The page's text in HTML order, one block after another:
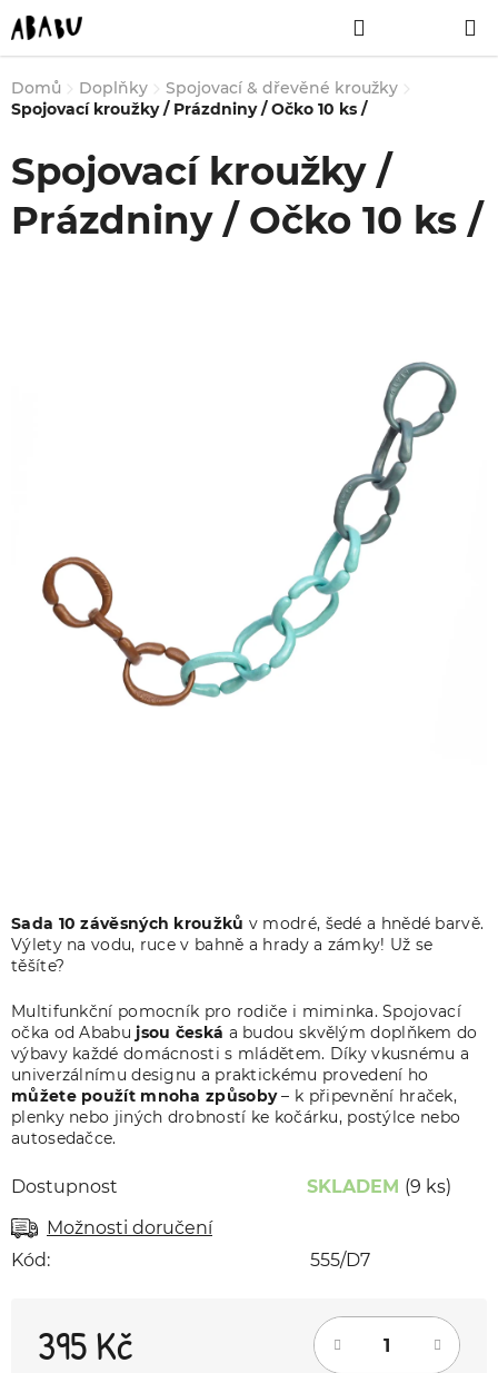
Přejít
na
obsah
NÁKUPNÍ
KOŠÍK
Domů
Doplňky
Spojovací & dřevěné kroužky
Spojovací kroužky / Prázdniny / Očko 10 ks /
Sada 10 závěsných kroužků v modré, šedé a hnědé barvě.
Výlety na vodu, ruce v bahně a hrady a zámky! Už se
těšíte?
Multifunkční pomocník pro rodiče i miminka. Spojovací
očka od Ababu jsou česká a budou skvělým doplňkem do
výbavy každé domácnosti s mládětem. Díky vkusnému a
univerzálnímu designu a praktickému provedení ho
můžete použít mnoha způsoby– k připevnění hraček,
plenky nebo jiných drobností ke kočárku, postýlce nebo
autosedačce.
Dostupnost SKLADEM (9 ks)
Možnosti doručení
Kód:
555/D7
395 Kč
Spojovací kroužky /
Prázdniny / Očko 10 ks /